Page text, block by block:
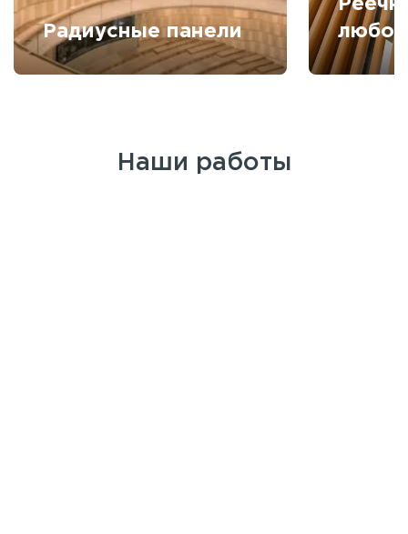
Радиусные панели
Наши работы